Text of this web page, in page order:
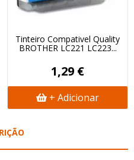
Tinteiro Compativel Quality
BROTHER LC221 LC223...
1,29 €
+ Adicionar